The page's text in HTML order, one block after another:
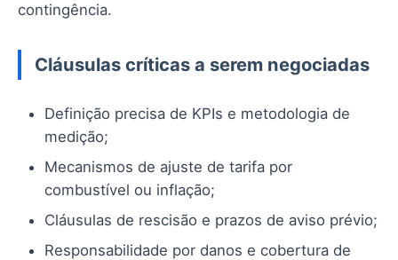
contingência.
Cláusulas críticas a serem negociadas
Definição precisa de KPIs e metodologia de
medição;
Mecanismos de ajuste de tarifa por
combustível ou inflação;
Cláusulas de rescisão e prazos de aviso prévio;
Responsabilidade por danos e cobertura de